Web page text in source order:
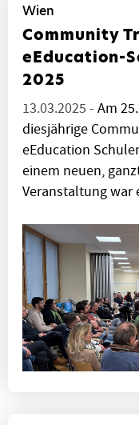
Wien
Community
eEducation-
2025
13.03.2025 -Am
diesjährige
eEducation
einem neuen,
Veranstaltung